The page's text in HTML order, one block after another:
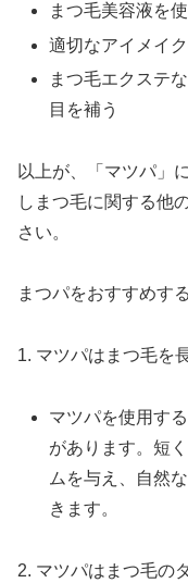
まつ毛美容液を
適切なアイメイ
まつ毛エクステ
目を補う
以上が、「マツパ」
しまつ毛に関する他
さい。
まつパをおすすめす
1. マツパはまつ毛を
マツパを使用す
があります。短
ムを与え、自然
きます。
2. マツパはまつ毛の